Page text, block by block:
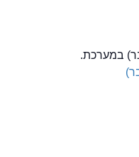
במערכת.